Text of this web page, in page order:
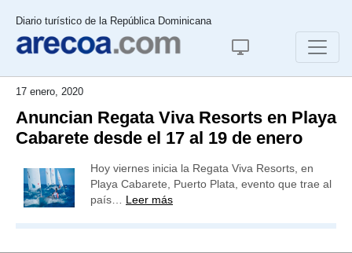
Diario turístico de la República Dominicana
17 enero, 2020
Anuncian Regata Viva Resorts en Playa
Cabarete desde el 17 al 19 de enero
Hoy viernes inicia la Regata Viva Resorts, en
Playa Cabarete, Puerto Plata, evento que trae al
país… Leer más